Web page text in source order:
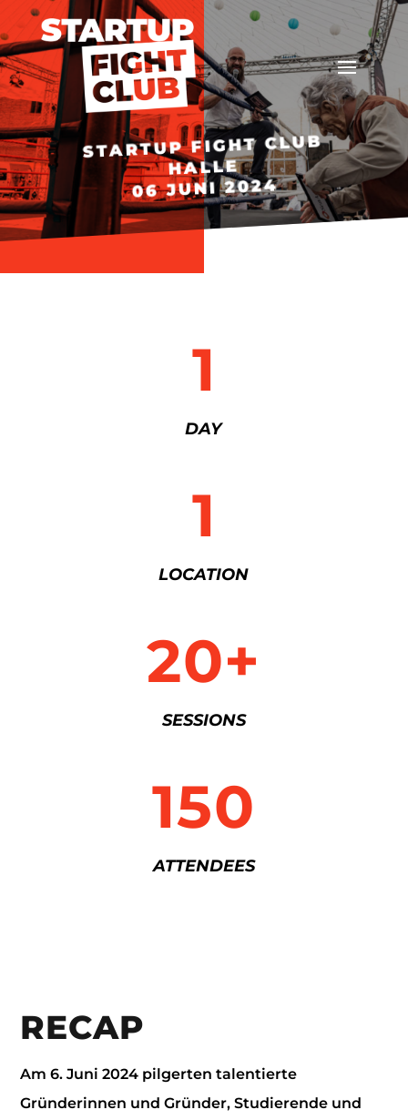
STARTUP FIGHT CLUB
HALLE
06 JUNI 2024
1
DAY
1
LOCATION
20+
SESSIONS
150
ATTENDEES
RECAP
Am 6. Juni 2024 pilgerten talentierte
Gründerinnen und Gründer, Studierende und